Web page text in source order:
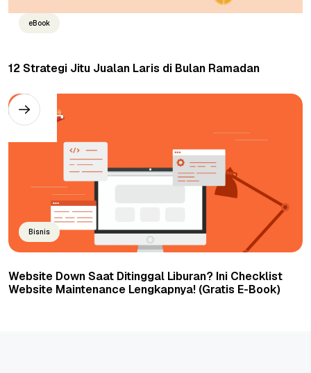
eBook
12 Strategi Jitu Jualan Laris di Bulan Ramadan
Bisnis
Website Down Saat Ditinggal Liburan? Ini Checklist
Website Maintenance Lengkapnya! (Gratis E-Book)